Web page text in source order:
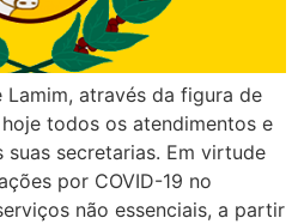
através da figura de
todos os atendimentos e
suas secretarias. Em virtude
por COVID-19 no
não essenciais, a partir